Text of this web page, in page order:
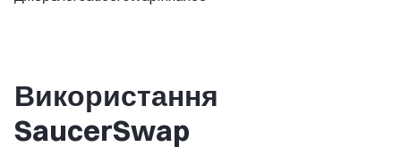
Використання
SaucerSwap